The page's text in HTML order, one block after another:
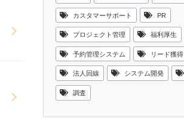
カスタマーサポート PR
プロジェクト管理 福利厚生
予約管理システム リード獲得
法人回線 システム開発
調査